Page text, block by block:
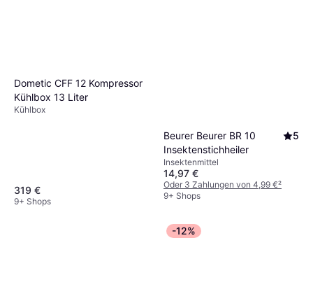
Dometic CFF 12 Kompressor
Kühlbox 13 Liter
Kühlbox
319 €
9+ Shops
Beurer Beurer BR 10
Insektenstichheiler
5
Insektenmittel
14,97 €
Oder 3 Zahlungen von 4,99 €²
9+ Shops
-12%